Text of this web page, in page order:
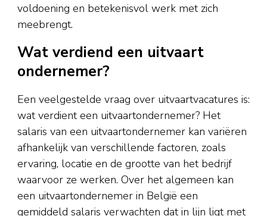
voldoening en betekenisvol werk met zich
meebrengt.
Wat verdiend een uitvaart
ondernemer?
Een veelgestelde vraag over uitvaartvacatures is:
wat verdient een uitvaartondernemer? Het
salaris van een uitvaartondernemer kan variëren
afhankelijk van verschillende factoren, zoals
ervaring, locatie en de grootte van het bedrijf
waarvoor ze werken. Over het algemeen kan
een uitvaartondernemer in België een
gemiddeld salaris verwachten dat in lijn ligt met